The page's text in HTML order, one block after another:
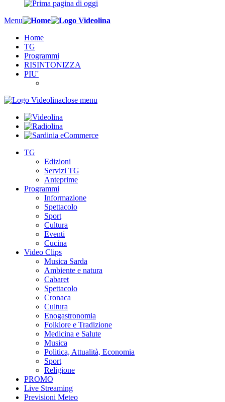
Menu
Home
TG
Programmi
RISINTONIZZA
PIU'
close menu
TG
Edizioni
Servizi TG
Anteprime
Programmi
Informazione
Spettacolo
Sport
Cultura
Eventi
Cucina
Video Clips
Musica Sarda
Ambiente e natura
Cabaret
Spettacolo
Cronaca
Cultura
Enogastronomia
Folklore e Tradizione
Medicina e Salute
Musica
Politica, Attualità, Economia
Sport
Religione
PROMO
Live Streaming
Previsioni Meteo